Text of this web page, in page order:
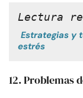
Lectura
Estrategias y
estrés
12. Problemas